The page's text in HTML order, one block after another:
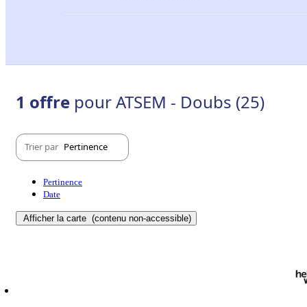
1 offre pour ATSEM - Doubs (25)
Trier par Pertinence
Pertinence
Date
Afficher la carte (contenu non-accessible)